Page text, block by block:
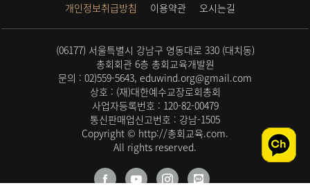
개인정보취급방침 이용약관 오시는길
(06177) 서울특별시 강남구 영동대로 330 (대치동)
총회회관 6층 총회교육개발원
문의 : 02)559-5643, eduwind.org@gmail.com
상호 : (재)대한예수교장로회총회
사업자등록번호 : 120-82-00479
통신판매업신고번호 : 강남-1505
Copyright © http://총회교육.com.
All rights reserved.